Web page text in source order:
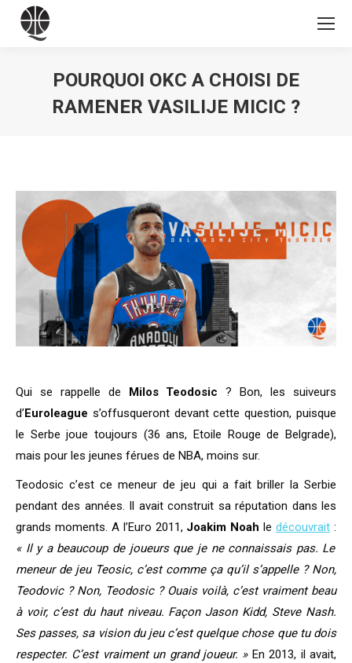
POURQUOI OKC A CHOISI DE
RAMENER VASILIJE MICIC ?
Qui se rappelle de Milos Teodosic ? Bon, les suiveurs
d’Euroleague s’offusqueront devant cette question, puisque
le Serbe joue toujours (36 ans, Etoile Rouge de Belgrade),
mais pour les jeunes férues de NBA, moins sur.
Teodosic c’est ce meneur de jeu qui a fait briller la Serbie
pendant des années. Il avait construit sa réputation dans les
grands moments. A l’Euro 2011, Joakim Noah ledécouvrait :
« Il y a beaucoup de joueurs que je ne connaissais pas. Le
meneur de jeu Teosic, c’est comme ça qu’il s’appelle ? Non,
Teodovic ? Non, Teodosic ? Ouais voilà, c’est vraiment beau
à voir, c’est du haut niveau. Façon Jason Kidd, Steve Nash.
Ses passes, sa vision du jeu c’est quelque chose que tu dois
respecter. C’est vraiment un grand joueur. »En 2013, il avait,